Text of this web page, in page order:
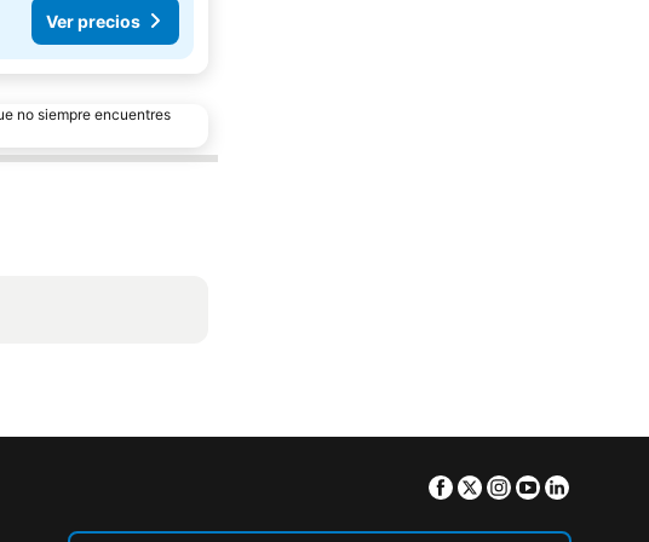
Ver precios
no siempre encuentres
Facebook
TwitterInstagram
Youtube